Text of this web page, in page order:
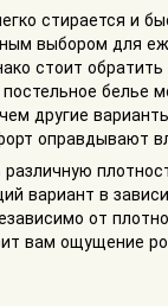
стирается и
выбором для
стоит
белье
другие
оправдывают
вариант в
от
вам ощущение